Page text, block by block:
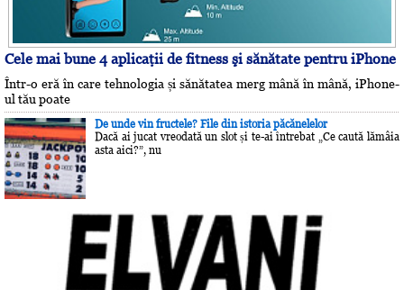
Cele mai bune 4 aplicaţii de fitness şi sănătate pentru iPhone
Într-o eră în care tehnologia și sănătatea merg mână în mână, iPhone-
ul tău poate
De unde vin fructele? File din istoria păcănelelor
Dacă ai jucat vreodată un slot și te-ai întrebat „Ce caută lămâia
asta aici?”, nu